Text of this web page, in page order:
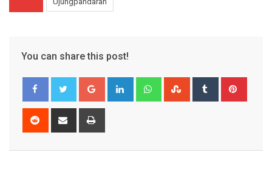
You can share this post!
Google+ LinkedIn WhatsappStumbleUpon
Tumblr
Reddit
Share